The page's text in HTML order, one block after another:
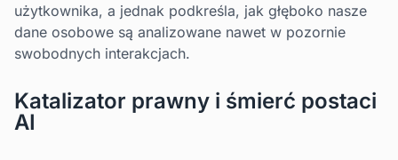
użytkownika, a jednak podkreśla, jak głęboko nasze
dane osobowe są analizowane nawet w pozornie
swobodnych interakcjach.
Katalizator prawny i śmierć postaci
AI